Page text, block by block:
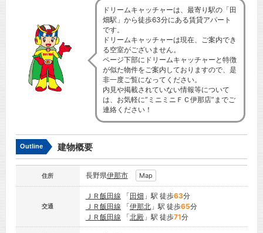
ドリームキャッチャーは、最寄り駅の「田
畑駅」から徒歩63分にある賃貸アパート
です。
ドリームキャッチャーは現在、ご案内でき
る空室がございません。
ページ下部にドリームキャッチャーと特徴
が似た物件をご案内しておりますので、是
非一度ご覧になってください。
内見や掲載されていない情報等について
は、お気軽に”ミニミニＦＣ伊那店”までご
連絡ください！
Outline 建物概要
住所 長野県伊那市 Map
交通
ＪＲ飯田線 「田畑 」駅 徒歩63分
ＪＲ飯田線 「伊那北」駅 徒歩65分
ＪＲ飯田線 「北殿」駅 徒歩71分